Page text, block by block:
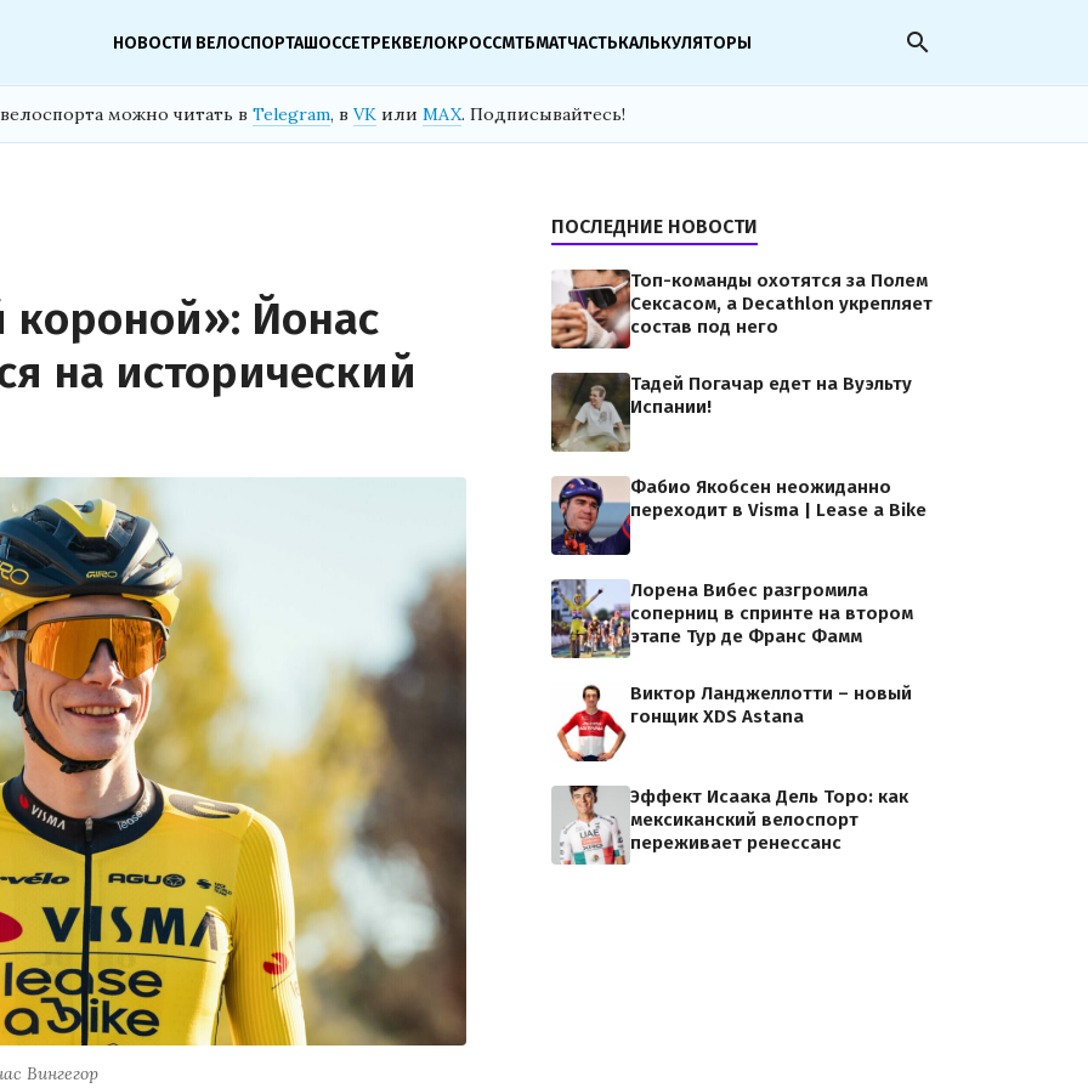
НОВОСТИ ВЕЛОСПОРТАШОССЕТРЕКВЕЛОКРОССМТБМАТЧАСТЬКАЛЬКУЛЯТОРЫ search
можно читать в Telegram, в VK или MAX. Подписывайтесь!
короной»: Йонас
на исторический
Вингегор
ПОСЛЕДНИЕ НОВОСТИ
Топ-команды охотятся за Полем
Сексасом, а Decathlon укрепляет
состав под него
Тадей Погачар едет на Вуэльту
Испании!
Фабио Якобсен неожиданно
переходит в Visma | Lease a Bike
Лорена Вибес разгромила
соперниц в спринте на втором
этапе Тур де Франс Фамм
Виктор Ланджеллотти – новый
гонщик XDS Astana
Эффект Исаака Дель Торо: как
мексиканский велоспорт
переживает ренессанс